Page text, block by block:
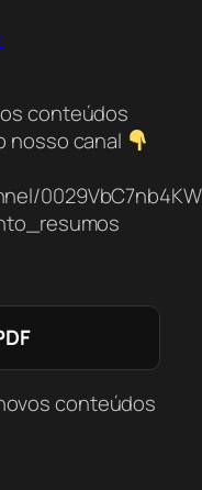
conteúdos
nosso canal
conteúdos